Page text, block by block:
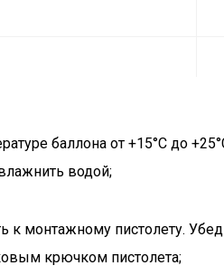
баллона от +15°С до
водой;
к монтажному пистолету.
крючком пистолета;